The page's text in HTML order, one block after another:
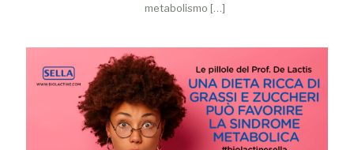
metabolismo […]